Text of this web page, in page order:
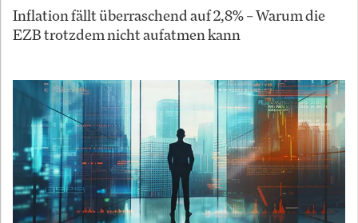
Inflation fällt überraschend auf 2,8% – Warum die
EZB trotzdem nicht aufatmen kann